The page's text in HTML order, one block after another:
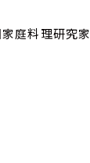
家庭料理研究家